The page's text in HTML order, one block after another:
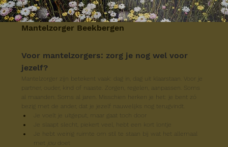
Mantelzorger Beekbergen
Voor mantelzorgers: zorg je nog wel voor
jezelf?
Mantelzorger zijn betekent vaak: dag in, dag uit klaarstaan. Voor je
partner, ouder, kind of naaste. Zorgen, regelen, aanpassen. Soms
al maanden. Soms al jaren. Misschien herken je het: je bent zó
bezig met de ander, dat je jezelf nauwelijks nog terugvindt.
Je voelt je uitgeput, maar gaat toch door
Je slaapt slecht, piekert veel, hebt een kort lontje
Je hebt weinig ruimte om stil te staan bij wat het allemaal
met
doet